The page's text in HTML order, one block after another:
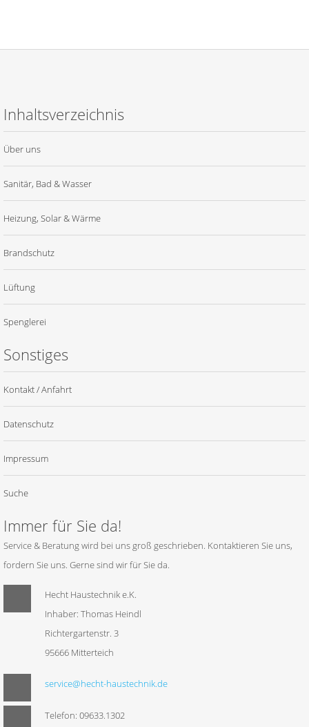
Inhaltsverzeichnis
Über uns
Sanitär, Bad & Wasser
Heizung, Solar & Wärme
Brandschutz
Lüftung
Spenglerei
Sonstiges
Kontakt / Anfahrt
Datenschutz
Impressum
Suche
Immer für Sie da!
Service & Beratung wird bei uns groß geschrieben. Kontaktieren Sie uns,
fordern Sie uns. Gerne sind wir für Sie da.
Hecht Haustechnik e.K.
Inhaber: Thomas Heindl
Richtergartenstr. 3
95666 Mitterteich
service@hecht-haustechnik.de
Telefon: 09633.1302